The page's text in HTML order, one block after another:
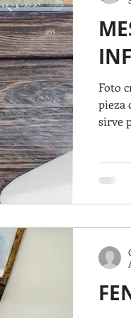
Foto
pieza
sirve